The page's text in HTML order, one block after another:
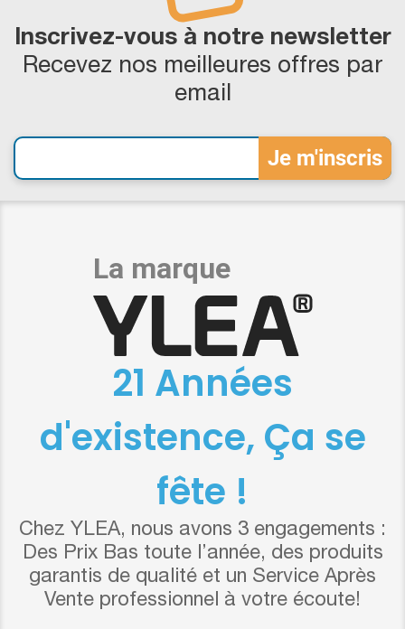
Inscrivez-vous à notre newsletter
Recevez nos meilleures offres par
email
21 Années
d'existence, Ça se
fête !
Chez YLEA, nous avons 3 engagements :
Des Prix Bas toute l’année, des produits
garantis de qualité et un Service Après
Vente professionnel à votre écoute!